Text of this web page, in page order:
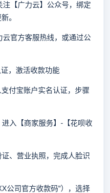
【广力云】公众号，绑定
。
官方客服热线，或通过公
，激活收款功能
付宝账户实名认证，步骤
入【商家服务】-【花呗收
、营业执照，完成人脸识
司官方收款码”），选择